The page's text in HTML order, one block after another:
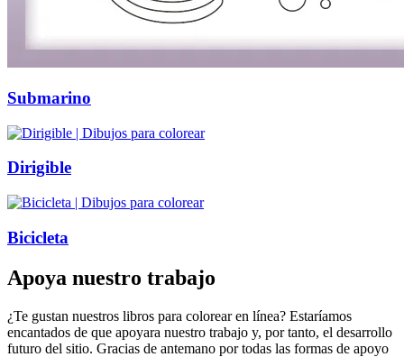
Submarino
Dirigible
Bicicleta
Apoya nuestro trabajo
¿Te gustan nuestros libros para colorear en línea? Estaríamos
encantados de que apoyara nuestro trabajo y, por tanto, el desarrollo
futuro del sitio. Gracias de antemano por todas las formas de apoyo